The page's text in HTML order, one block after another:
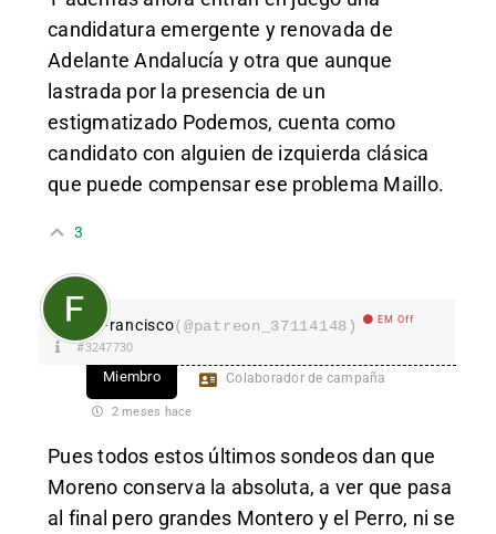
candidatura emergente y renovada de
Adelante Andalucía y otra que aunque
lastrada por la presencia de un
estigmatizado Podemos, cuenta como
candidato con alguien de izquierda clásica
que puede compensar ese problema Maillo.
3
Francisco(@patreon_37114148) EM Off
#3247730
Miembro Colaborador de campaña
2 meses hace
Pues todos estos últimos sondeos dan que
Moreno conserva la absoluta, a ver que pasa
al final pero grandes Montero y el Perro, ni se